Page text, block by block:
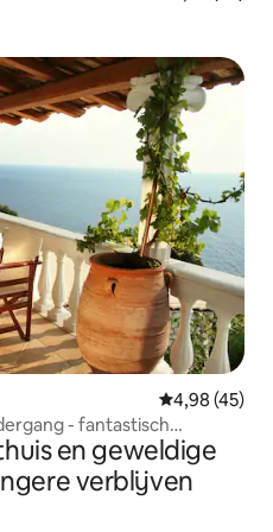
Gemiddelde
4,98 (45)
- fantastisch
en geweldige
verblijven